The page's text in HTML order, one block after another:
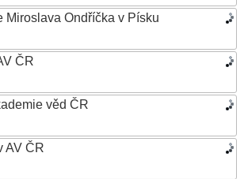
Miroslava Ondříčka v Písku
ČR
věd ČR
AV ČR